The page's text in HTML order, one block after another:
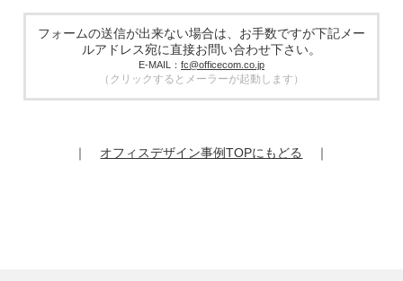
場合があります。その際、弊社は、個人情報を適切に保護で
きる管理体制を敷き実行していることを条件として委託先を
厳選したうえで、機密保持契約を委託先と締結し、お客様の
個人情報を厳密に管理させます。
提供記録の開示を請求することができます。
フォームの送信が出来ない場合は、お手数ですが下記メー
ルアドレス宛に直接お問い合わせ下さい。
E-MAIL： fc@officecom.co.jp
（クリックするとメーラーが起動します）
｜ オフィスデザイン事例TOPにもどる ｜